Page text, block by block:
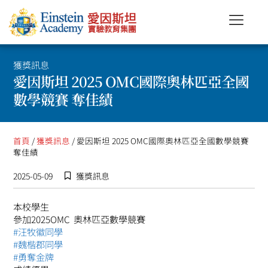
獲獎訊息
愛因斯坦 2025 OMC國際奧林匹亞全國
數學競賽 奪佳績
首頁 /獲獎訊息 / 愛因斯坦 2025 OMC國際奧林匹亞全國數學競賽
奪佳績
2025-05-09
獲獎訊息
本校學生
參加2025OMC 奧林匹亞數學競賽
#汪牧徽同學
#魏楷郡同學
#勇奪金牌